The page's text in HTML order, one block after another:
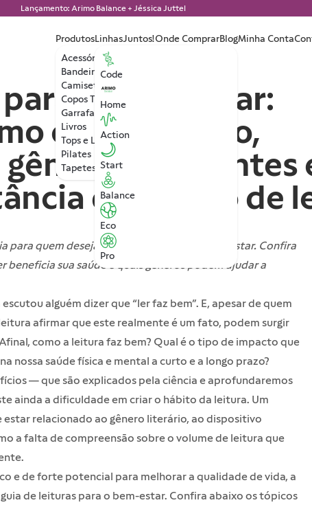
Lançamento: Arimo Balance + Jéssica Juttel
Produtos
Acessórios
Bandeiras
Camisetas
Copos Térmicos
Garrafa de Água
Livros
Tops e Leggings
Pilates
Tapetes de Yoga
Linhas
Code
Home
Action
Start
Balance
Eco
Pro
Juntos!Onde ComprarBlogMinha Conta
o bem-estar:
criar o hábito,
relaxantes
do hábito de
para quem deseja usar a leitura para o bem-estar. Confira
beneficia sua saúde e quais gêneros podem ajudar a
alguém dizer que “ler faz bem”. E, apesar de quem
afirmar que este realmente é um fato, podem surgir
como a leitura faz bem? Qual é o tipo de impacto que
nossa saúde física e mental a curto e a longo prazo?
— que são explicados pela ciência e aprofundaremos
ainda a dificuldade em criar o hábito da leitura. Um
relacionado ao gênero literário, ao dispositivo
a falta de compreensão sobre o volume de leitura que
e de forte potencial para melhorar a qualidade de vida, a
de leituras para o bem-estar. Confira abaixo os tópicos